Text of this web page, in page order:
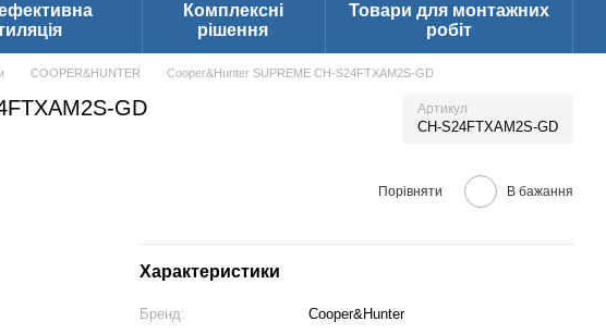
Комплексні
рішення
Товари для монтажних
робіт
COOPER&HUNTER Сooper&Hunter SUPREME CH-S24FTXAM2S-GD
GD Артикул
CH-S24FTXAM2S-GD
Порівняти В бажання
Характеристики
Бренд:
Cooper&Hunter